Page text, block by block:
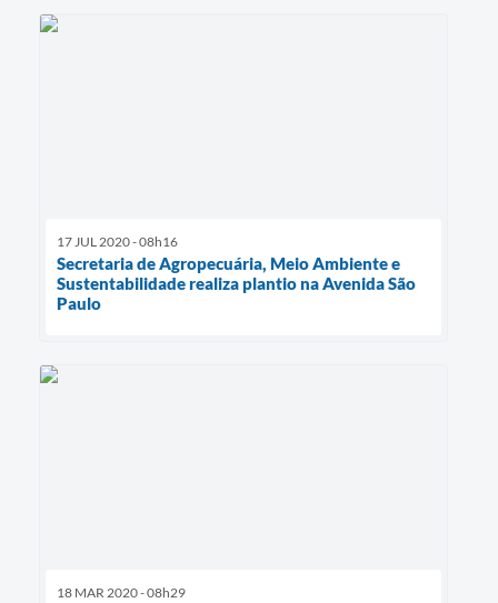
17 JUL 2020 - 08h16
Secretaria de Agropecuária, Meio Ambiente e
Sustentabilidade realiza plantio na Avenida São
Paulo
18 MAR 2020 - 08h29